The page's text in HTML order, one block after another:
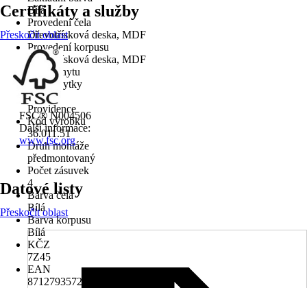
Bílá
Provedení čela
Dřevotřísková deska, MDF
Provedení korpusu
Dřevotřísková deska, MDF
Tvar úchytu
Bez úchytky
Série
Providence
Kód výrobku
36.011.51
Druh montáže
předmontovaný
Počet zásuvek
4
Barva čela
Bílá
Barva korpusu
Bílá
KČZ
7Z45
EAN
8712793572931
Certifikáty a služby
Přeskočit oblast
FSC® N004506
Další informace:
www.fsc.org
Datové listy
Přeskočit oblast